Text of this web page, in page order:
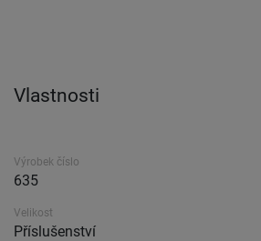
Vlastnosti
Výrobek číslo
635
Velikost
Příslušenství